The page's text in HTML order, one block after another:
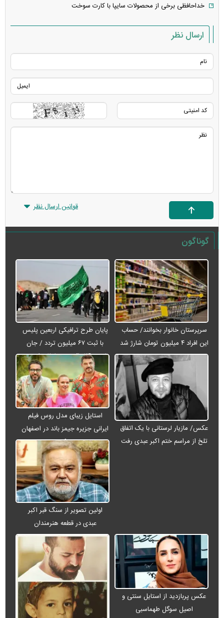
خداحافظی برخی از محصولات سایپا با کارت سوخت
ارسال نظر
قوانین ارسال نظر
گوناگون
سرپرستان خانوار بخوانند/ حساب
این افراد ۴ میلیون تومان شارژ شد
پایان طرح ترافیکی اربعین پلیس
با ثبت ۶۷ میلیون تردد / جان
باختن ۲۴ زائر در تصادفات اربعینی
عکس/ مازیار لرستانی با یک اتفاق
تلخ از مراسم ختم اکبر عبدی رفت
استایل زیبای مدل روس فیلم
ایرانی جزیره جیمز باند در اصفهان
+ عکس
اولین تصویر از سنگ قبر اکبر
عبدی در قطعه هنرمندان
عکس پربازدید از استایل سنتی و
اصیل سوگل طهماسبی